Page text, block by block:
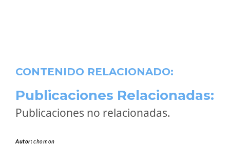
CONTENIDO RELACIONADO:
Publicaciones Relacionadas:
Publicaciones no relacionadas.
Autor:chomon